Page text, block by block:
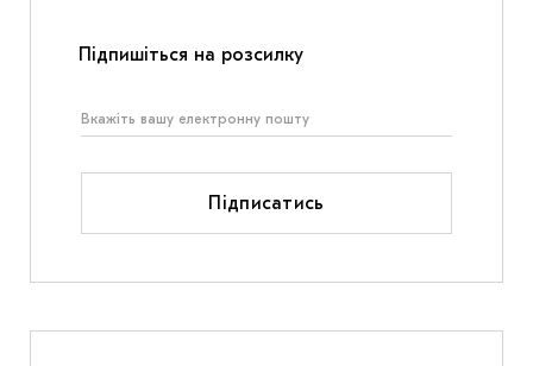
Підпишіться на розсилку
Підписатись